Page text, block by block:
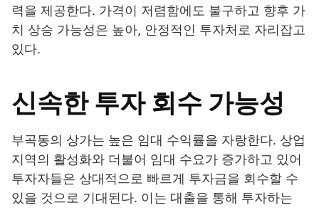
력을 제공한다. 가격이 저렴함에도 불구하고 향후 가
치 상승 가능성은 높아, 안정적인 투자처로 자리잡고
있다.
신속한 투자 회수 가능성
부곡동의 상가는 높은 임대 수익률을 자랑한다. 상업
지역의 활성화와 더불어 임대 수요가 증가하고 있어
투자자들은 상대적으로 빠르게 투자금을 회수할 수
있을 것으로 기대된다. 이는 대출을 통해 투자하는